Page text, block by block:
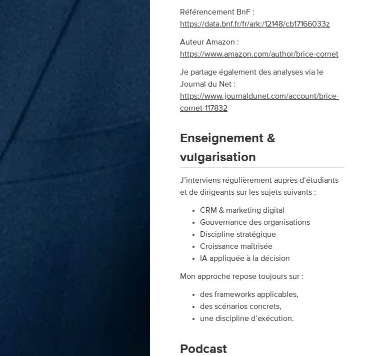
Référencement BnF :
https://data.bnf.fr/fr/ark:/12148/cb17166033z
Auteur Amazon :
https://www.amazon.com/author/brice-cornet
Je partage également des analyses via le
Journal du Net :
https://www.journaldunet.com/account/brice-
cornet-117832
Enseignement &
vulgarisation
J’interviens régulièrement auprès d’étudiants
et de dirigeants sur les sujets suivants :
CRM & marketing digital
Gouvernance des organisations
Discipline stratégique
Croissance maîtrisée
IA appliquée à la décision
Mon approche repose toujours sur :
des frameworks applicables,
des scénarios concrets,
une discipline d’exécution.
Podcast